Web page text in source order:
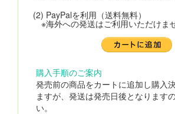
(2) PayPalを利用（送料無料）
※海外への発送はご利用いただけま
購入手順のご案内
発売前の商品をカートに追加し購入
ますが、発送は発売日後となります
い。